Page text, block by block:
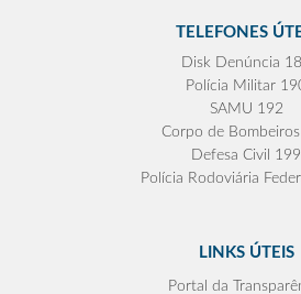
TELEFONES
Disk Denúncia
Polícia Militar
SAMU 192
Corpo de
Defesa Civil 199
Polícia Rodoviária
LINKS ÚTEIS
Portal da